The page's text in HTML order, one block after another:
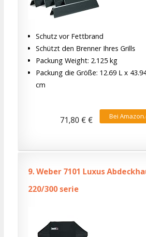
Schutz vor Fettbrand
Schützt den Brenner Ihres Grills
Packung Weight: 2.125 kg
Packung die Größe: 12.69 L x
cm
Bei
71,80 € €
9.Weber 7101 Luxus
220/300 serie